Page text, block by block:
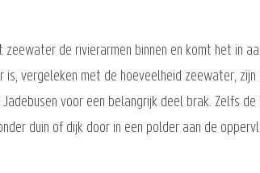
de rivierarmen binnen en komt het in
vergeleken met de hoeveelheid zeewater, zijn
voor een belangrijk deel brak. Zelfs de
duin of dijk door in een polder aan de